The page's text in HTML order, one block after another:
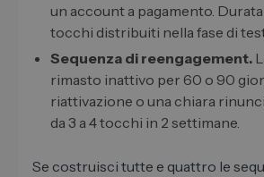
un account a pagamento. Durata
tocchi distribuiti nella fase di
Sequenza di reengagement.
rimasto inattivo per 60 o 90
riattivazione o una chiara
da 3 a 4 tocchi in 2 settimane.
Se costruisci tutte e quattro le